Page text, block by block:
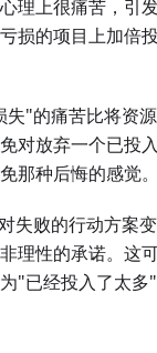
理上很痛苦，引
损的项目上加倍投
失"的痛苦比将资
对放弃一个已投
那种后悔的感觉。
失败的行动方案
理性的承诺。这
"已经投入了太多"